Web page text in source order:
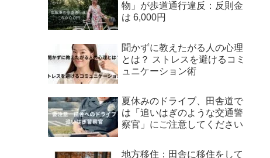
物」が歩道通行違反：反則金
は 6,000円
聞かずに教えたがる人の心理
とは？ ストレスを避けるコミ
ュニケーション術
夏休みのドライブ、田舎道で
は「追いはぎのような交通警
察官」にご注意してください
地方移住：田舎に移住をして